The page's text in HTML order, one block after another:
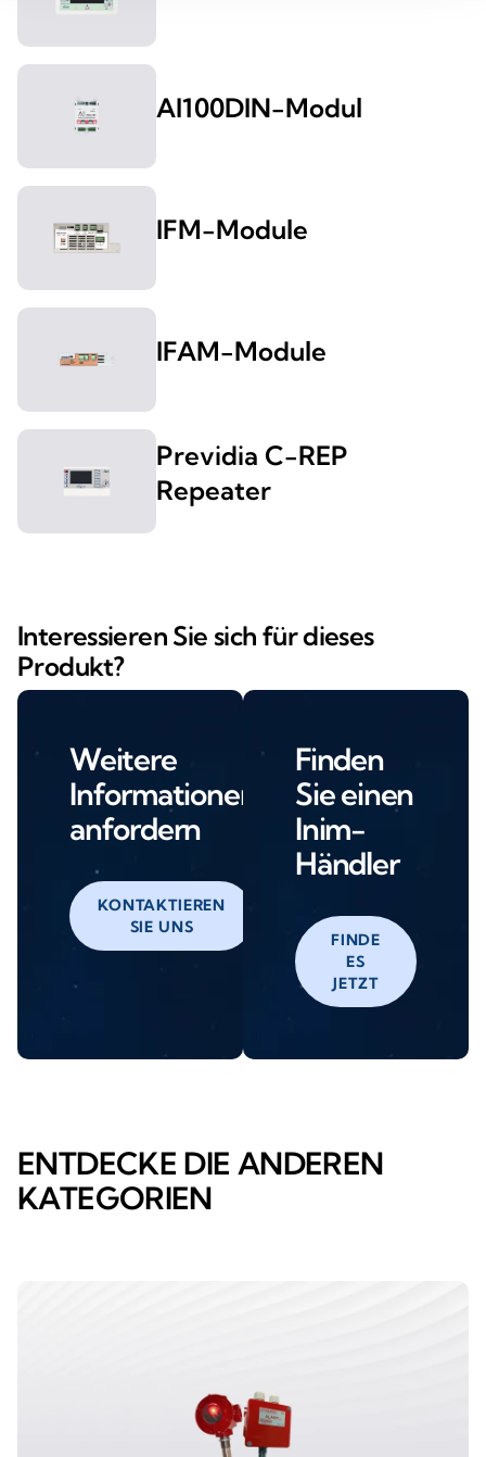
AI100DIN-Modul
IFM-Module
IFAM-Module
Previdia C-REP
Repeater
Interessieren Sie sich für dieses
Produkt?
Weitere
Informationen
anfordern
KONTAKTIEREN
SIE UNS
Finden
Sie einen
Inim-
Händler
FINDE
ES
JETZT
ENTDECKE DIE ANDEREN
KATEGORIEN